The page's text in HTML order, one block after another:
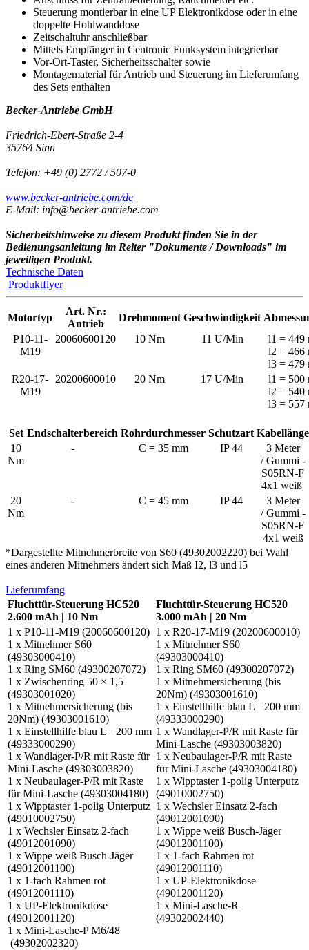
Steuerung montierbar in eine UP Elektronikdose oder in eine
doppelte Hohlwanddose
Zeitschaltuhr anschließbar
Mittels Empfänger in Centronic Funksystem integrierbar
Vor-Ort-Taster, Sicherheitsschalter sowie
Montagematerial für Antrieb und Steuerung im Lieferumfang
des Sets enthalten
Becker-Antriebe GmbH
Friedrich-Ebert-Straße 2-4
35764 Sinn
Telefon: +49 (0) 2772 / 507-0
www.becker-antriebe.com/de
E-Mail: info@becker-antriebe.com
Sicherheitshinweise zu diesem Produkt finden Sie in der
Bedienungsanleitung im Reiter "Dokumente / Downloads" im
jeweiligen Produkt.
Technische Daten
Produktflyer
Motortyp
Art. Nr.:
Antrieb
Drehmoment Geschwindigkeit
P10-11-
M19
20060600120 10 Nm 11 U/Min
l1 = 449
l2 = 466
l3 = 479
R20-17-
M19
20200600010 20 Nm 17 U/Min
l1 = 500
l2 = 540
l3 = 557
Set Endschalterbereich Rohrdurchmesser Schutzart Kabellänge
10
Nm
- C = 35 mm IP 44
3 Meter
/ Gummi -
S05RN-F
4x1 weiß
20
Nm
- C = 45 mm IP 44
3 Meter
/ Gummi -
S05RN-F
4x1 weiß
*Dargestellte Mitnehmerbreite von S60 (49302002220) bei Wahl
eines anderen Mitnehmers ändert sich Maß I2, l3 und l5
Lieferumfang
Fluchttür-Steuerung HC520
2.600 mAh | 10 Nm
Fluchttür-Steuerung HC520
3.000 mAh | 20 Nm
1 x P10-11-M19 (20060600120)
1 x Mitnehmer S60
(49303000410)
1 x Ring SM60 (49300207072)
1 x Zwischenring 50 × 1,5
(49303001020)
1 x Mitnehmersicherung (bis
20Nm) (49303001610)
1 x Einstellhilfe blau L= 200 mm
(49333000290)
1 x Wandlager-P/R mit Raste für
Mini-Lasche (49303003820)
1 x Neubaulager-P/R mit Raste
für Mini-Lasche (49303004180)
1 x Wipptaster 1-polig Unterputz
(49010002750)
1 x Wechsler Einsatz 2-fach
(49012001090)
1 x Wippe weiß Busch-Jäger
(49012001100)
1 x 1-fach Rahmen rot
(49012001110)
1 x UP-Elektronikdose
(49012001120)
1 x Mini-Lasche-P M6/48
(49302002320)
1 x R20-17-M19 (20200600010)
1 x Mitnehmer S60
(49303000410)
1 x Ring SM60 (49300207072)
1 x Mitnehmersicherung (bis
20Nm) (49303001610)
1 x Einstellhilfe blau L= 200 mm
(49333000290)
1 x Wandlager-P/R mit Raste für
Mini-Lasche (49303003820)
1 x Neubaulager-P/R mit Raste
für Mini-Lasche (49303004180)
1 x Wipptaster 1-polig Unterputz
(49010002750)
1 x Wechsler Einsatz 2-fach
(49012001090)
1 x Wippe weiß Busch-Jäger
(49012001100)
1 x 1-fach Rahmen rot
(49012001110)
1 x UP-Elektronikdose
(49012001120)
1 x Mini-Lasche-R
(49302002440)